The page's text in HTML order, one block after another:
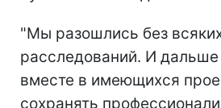
"Мы разошлись без
расследований. И дальше
вместе в имеющихся
сохранять